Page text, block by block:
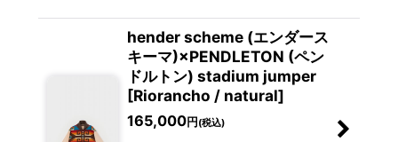
hender scheme (エンダース
キーマ)×PENDLETON (ペン
ドルトン) stadium jumper
[Riorancho / natural]
165,000円 (税込)